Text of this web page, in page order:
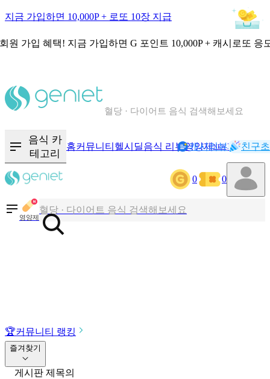
지금 가입하면 10,000P + 로또 10장 지급
원 가입 혜택! 지금 가입하면 G 포인트 10,000P + 캐시로또 응
혈당 · 다이어트 음식 검색해보세요
음식 카
테고리
홈커뮤니티 헬시딜음식 리뷰영양제NEW기록
캐시리뷰 친구
0 0
영양제
칼로리와 영양성분을 검색해보세요
혈당 · 다이어트 음식 검색해보세요
음식 · 영양제 리뷰를 찾아보세요
🏆커뮤니티 랭킹
즐겨찾기
게시판 제목의